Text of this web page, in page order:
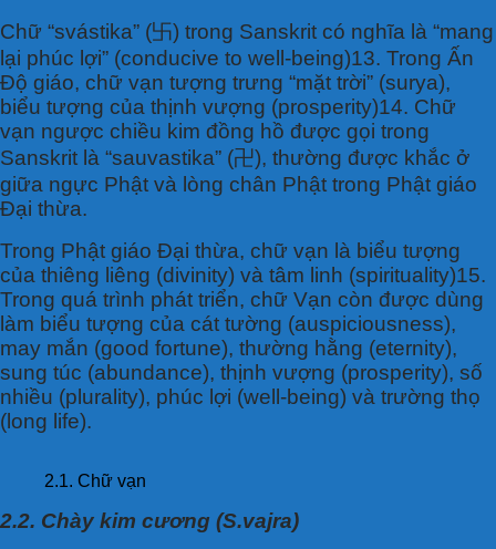
Chữ “svástika” (卐) trong Sanskrit có nghĩa là “mang
lại phúc lợi” (conducive to well-being)13. Trong Ấn
Độ giáo, chữ vạn tượng trưng “mặt trời” (surya),
biểu tượng của thịnh vượng (prosperity)14. Chữ
vạn ngược chiều kim đồng hồ được gọi trong
Sanskrit là “sauvastika” (卍), thường được khắc ở
giữa ngực Phật và lòng chân Phật trong Phật giáo
Đại thừa.
Trong Phật giáo Đại thừa, chữ vạn là biểu tượng
của thiêng liêng (divinity) và tâm linh (spirituality)15.
Trong quá trình phát triển, chữ Vạn còn được dùng
làm biểu tượng của cát tường (auspiciousness),
may mắn (good fortune), thường hằng (eternity),
sung túc (abundance), thịnh vượng (prosperity), số
nhiều (plurality), phúc lợi (well-being) và trường thọ
(long life).
2.1. Chữ vạn
2.2. Chày kim cương (S.vajra)